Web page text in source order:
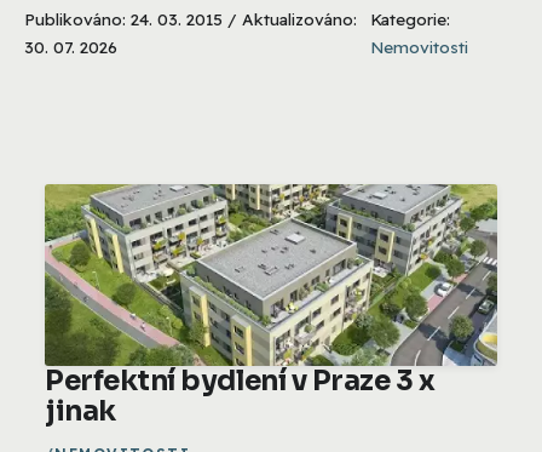
Publikováno: 24. 03. 2015 / Aktualizováno:
30. 07. 2026
Kategorie:
Nemovitosti
Perfektní bydlení v Praze 3 x
jinak